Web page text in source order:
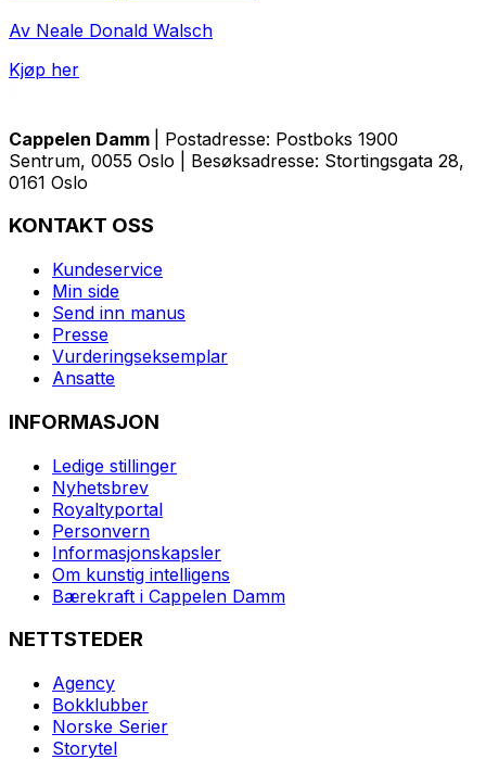
Av Neale Donald Walsch
Kjøp her
Cappelen Damm
| Postadresse: Postboks 1900
Sentrum, 0055 Oslo | Besøksadresse: Stortingsgata 28,
0161 Oslo
KONTAKT OSS
Kundeservice
Min side
Send inn manus
Presse
Vurderingseksemplar
Ansatte
INFORMASJON
Ledige stillinger
Nyhetsbrev
Royaltyportal
Personvern
Informasjonskapsler
Om kunstig intelligens
Bærekraft i Cappelen Damm
NETTSTEDER
Agency
Bokklubber
Norske Serier
Storytel